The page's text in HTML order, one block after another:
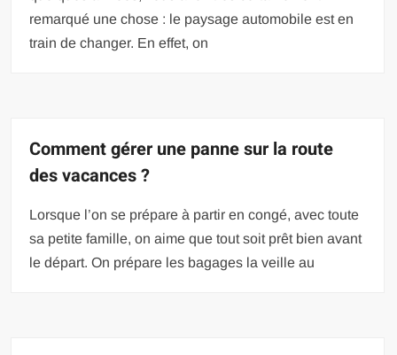
remarqué une chose : le paysage automobile est en
train de changer. En effet, on
Comment gérer une panne sur la route
des vacances ?
Lorsque l’on se prépare à partir en congé, avec toute
sa petite famille, on aime que tout soit prêt bien avant
le départ. On prépare les bagages la veille au